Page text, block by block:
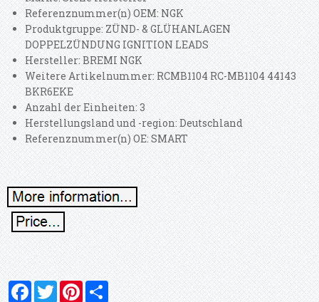
Referenznummer(n) OEM: NGK
Produktgruppe: ZÜND- & GLÜHANLAGEN
DOPPELZÜNDUNG IGNITION LEADS
Hersteller: BREMI NGK
Weitere Artikelnummer: RCMB1104 RC-MB1104 44143
BKR6EKE
Anzahl der Einheiten: 3
Herstellungsland und -region: Deutschland
Referenznummer(n) OE: SMART
FacebookTwitterPinterest